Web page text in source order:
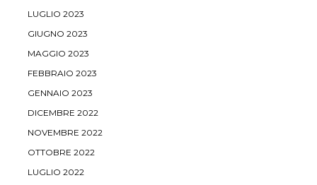
LUGLIO 2023
GIUGNO 2023
MAGGIO 2023
FEBBRAIO 2023
GENNAIO 2023
DICEMBRE 2022
NOVEMBRE 2022
OTTOBRE 2022
LUGLIO 2022